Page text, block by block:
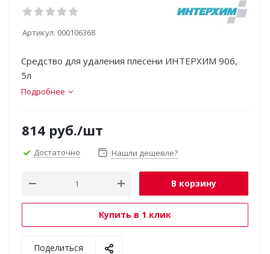
Артикул: 000106368
Средство для удаления плесени ИНТЕРХИМ 906,
5л
Подробнее
814 руб./шт
Достаточно Нашли дешевле?
В корзину
Купить в 1 клик
Поделиться